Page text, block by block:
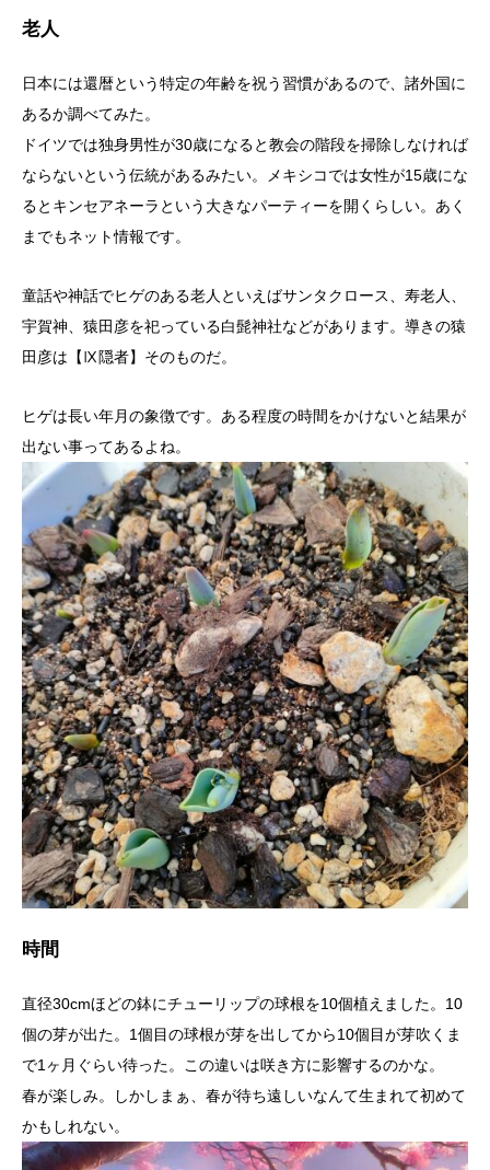
老人
日本には還暦という特定の年齢を祝う習慣があるので、諸外国に
あるか調べてみた。
ドイツでは独身男性が30歳になると教会の階段を掃除しなければ
ならないという伝統があるみたい。メキシコでは女性が15歳にな
るとキンセアネーラという大きなパーティーを開くらしい。あく
までもネット情報です。
童話や神話でヒゲのある老人といえばサンタクロース、寿老人、
宇賀神、猿田彦を祀っている白髭神社などがあります。導きの猿
田彦は【Ⅸ隠者】そのものだ。
ヒゲは長い年月の象徴です。ある程度の時間をかけないと結果が
出ない事ってあるよね。
時間
直径30cmほどの鉢にチューリップの球根を10個植えました。10
個の芽が出た。1個目の球根が芽を出してから10個目が芽吹くま
で1ヶ月ぐらい待った。この違いは咲き方に影響するのかな。
春が楽しみ。しかしまぁ、春が待ち遠しいなんて生まれて初めて
かもしれない。